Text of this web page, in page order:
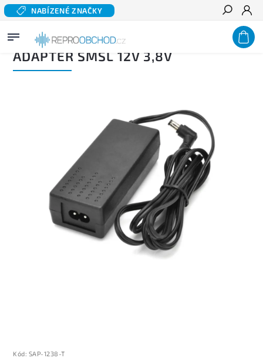
NABÍZENÉ ZNAČKY
Hledat
Domů/ Domácí audio/Zesilovače, receivery a přepínače Adaptér SMSL 12V 3,8V
ADAPTÉR SMSL 12V 3,8V
Kód: SAP-1238-T